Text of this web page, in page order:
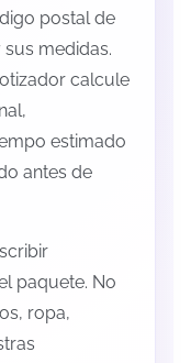
postal de
medidas.
calcule
estimado
antes de
paquete. No
ropa,